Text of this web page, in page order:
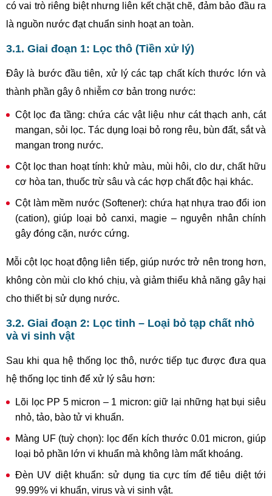
có vai trò riêng biệt nhưng liên kết chặt chẽ, đảm bảo đầu ra
là nguồn nước đạt chuẩn sinh hoạt an toàn.
3.1. Giai đoạn 1: Lọc thô (Tiền xử lý)
Đây là bước đầu tiên, xử lý các tạp chất kích thước lớn và
thành phần gây ô nhiễm cơ bản trong nước:
Cột lọc đa tầng: chứa các vật liệu như cát thạch anh, cát
mangan, sỏi lọc. Tác dụng loại bỏ rong rêu, bùn đất, sắt và
mangan trong nước.
Cột lọc than hoạt tính: khử màu, mùi hôi, clo dư, chất hữu
cơ hòa tan, thuốc trừ sâu và các hợp chất độc hại khác.
Cột làm mềm nước (Softener): chứa hạt nhựa trao đổi ion
(cation), giúp loại bỏ canxi, magie – nguyên nhân chính
gây đóng cặn, nước cứng.
Mỗi cột lọc hoạt động liên tiếp, giúp nước trở nên trong hơn,
không còn mùi clo khó chịu, và giảm thiểu khả năng gây hại
cho thiết bị sử dụng nước.
3.2. Giai đoạn 2: Lọc tinh – Loại bỏ tạp chất nhỏ
và vi sinh vật
Sau khi qua hệ thống lọc thô, nước tiếp tục được đưa qua
hệ thống lọc tinh để xử lý sâu hơn:
Lõi lọc PP 5 micron – 1 micron: giữ lại những hạt bụi siêu
nhỏ, tảo, bào tử vi khuẩn.
Màng UF (tuỳ chọn): lọc đến kích thước 0.01 micron, giúp
loại bỏ phần lớn vi khuẩn mà không làm mất khoáng.
Đèn UV diệt khuẩn: sử dụng tia cực tím để tiêu diệt tới
99.99% vi khuẩn, virus và vi sinh vật.